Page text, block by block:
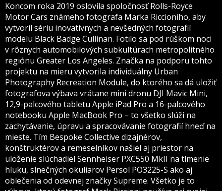
Koncom roka 2019 oslovila spoločnosť Rolls-Royce
Motor Cars známeho fotografa Marka Riccioniho, aby
vytvoril sériu inovatívnych a nevšedných fotografií
modelu Black Badge Cullinan. Fotilo sa pod rúškom noci
v rôznych automobilových subkultúrach metropolitného
regiónu Greater Los Angeles. Značka na podporu tohto
projektu na mieru vytvorila individuálny Urban
Photography Recreation Module, do ktorého sa dá uložiť
fotografova výbava vrátane mini dronu DJI Mavic Mini,
12,9-palcového tabletu Apple iPad Pro a 16-palcového
notebooku Apple MacBook Pro – to všetko slúži na
zachytávanie, úpravu a spracovávanie fotografií hneď na
mieste. Tím Bespoke Collective dizajnérov,
konštruktérov a remeselníkov našiel aj priestor na
uloženie slúchadiel Sennheiser PXC550 MkII na tlmenie
hluku, slnečných okuliarov Persol PO3225-S ako aj
oblečenia od odevnej značky Supreme. Všetko je to